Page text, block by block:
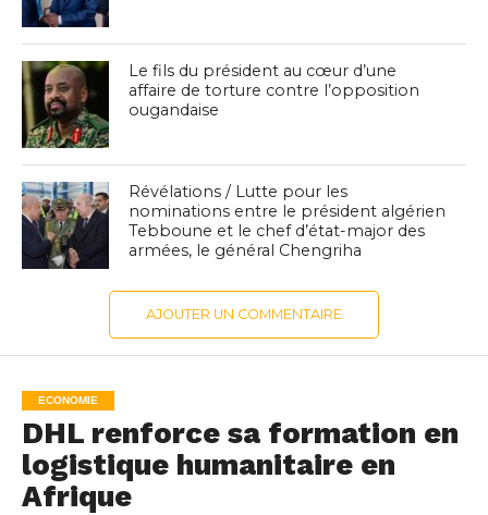
Le fils du président au cœur d’une
affaire de torture contre l’opposition
ougandaise
Révélations / Lutte pour les
nominations entre le président algérien
Tebboune et le chef d’état-major des
armées, le général Chengriha
AJOUTER UN COMMENTAIRE
ECONOMIE
DHL renforce sa formation en
logistique humanitaire en
Afrique